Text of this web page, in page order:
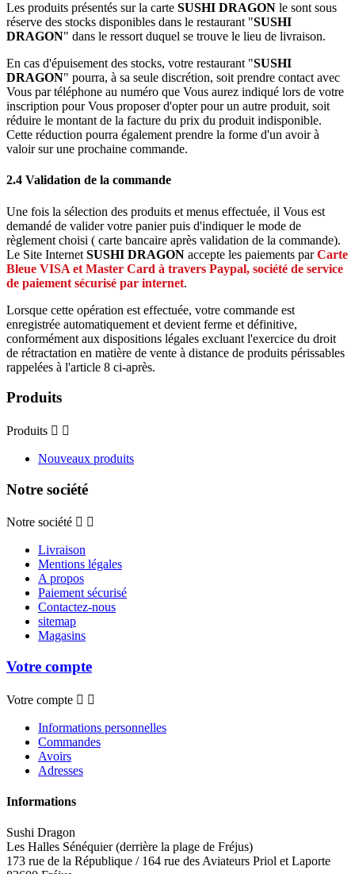
Les produits présentés sur la carte SUSHI DRAGON le sont sous
réserve des stocks disponibles dans le restaurant "SUSHI
DRAGON" dans le ressort duquel se trouve le lieu de livraison.
En cas d'épuisement des stocks, votre restaurant "SUSHI
DRAGON" pourra, à sa seule discrétion, soit prendre contact avec
Vous par téléphone au numéro que Vous aurez indiqué lors de votre
inscription pour Vous proposer d'opter pour un autre produit, soit
réduire le montant de la facture du prix du produit indisponible.
Cette réduction pourra également prendre la forme d'un avoir à
valoir sur une prochaine commande.
2.4 Validation de la commande
Une fois la sélection des produits et menus effectuée, il Vous est
demandé de valider votre panier puis d'indiquer le mode de
règlement choisi ( carte bancaire après validation de la commande).
Le Site Internet SUSHI DRAGON accepte les paiements parCarte
Bleue VISA et Master Card à travers Paypal, société de service
de paiement sécurisé par internet.
Lorsque cette opération est effectuée, votre commande est
enregistrée automatiquement et devient ferme et définitive,
conformément aux dispositions légales excluant l'exercice du droit
de rétractation en matière de vente à distance de produits périssables
rappelées à l'article 8 ci-après.
Produits
Produits  
Nouveaux produits
Notre société
Notre société  
Livraison
Mentions légales
A propos
Paiement sécurisé
Contactez-nous
sitemap
Magasins
Votre compte
Votre compte  
Informations personnelles
Commandes
Avoirs
Adresses
Informations
Sushi Dragon
Les Halles Sénéquier (derrière la plage de Fréjus)
173 rue de la République / 164 rue des Aviateurs Priol et Laporte